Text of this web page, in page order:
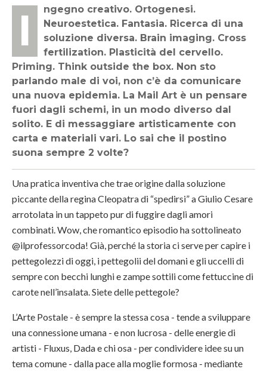
Ingegno creativo. Ortogenesi.
Neuroestetica. Fantasia. Ricerca di una
soluzione diversa. Brain imaging. Cross
fertilization. Plasticità del cervello.
Priming. Think outside the box. Non sto
parlando male di voi, non c’è da comunicare
una nuova epidemia. La Mail Art è un pensare
fuori dagli schemi, in un modo diverso dal
solito. E di messaggiare artisticamente con
carta e materiali vari. Lo sai che il postino
suona sempre 2 volte?
Una pratica inventiva che trae origine dalla soluzione
piccante della regina Cleopatra di “spedirsi” a Giulio Cesare
arrotolata in un tappeto pur di fuggire dagli amori
combinati. Wow, che romantico episodio ha sottolineato
@ilprofessorcoda! Già, perché la storia ci serve per capire i
pettegolezzi di oggi, i pettegolii del domani e gli uccelli di
sempre con becchi lunghi e zampe sottili come fettuccine di
carote nell’insalata. Siete delle pettegole?
L’Arte Postale - è sempre la stessa cosa - tende a sviluppare
una connessione umana - e non lucrosa - delle energie di
artisti - Fluxus, Dada e chi osa - per condividere idee su un
tema comune - dalla pace alla moglie formosa - mediante